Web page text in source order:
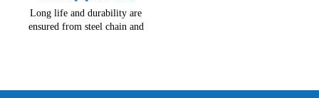
Long life and durability are
ensured from steel chain and